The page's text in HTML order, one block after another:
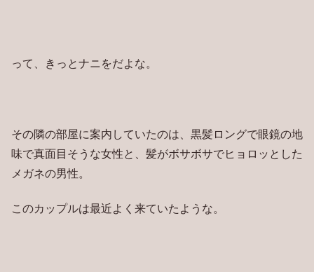
って、きっとナニをだよな。
その隣の部屋に案内していたのは、黒髪ロングで眼鏡の地
味で真面目そうな女性と、髪がボサボサでヒョロッとした
メガネの男性。
このカップルは最近よく来ていたような。